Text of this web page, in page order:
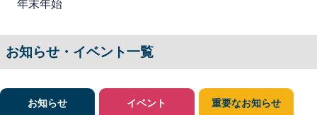
年末年始
お知らせ・イベント一覧
お知らせ イベント 重要なお知らせ